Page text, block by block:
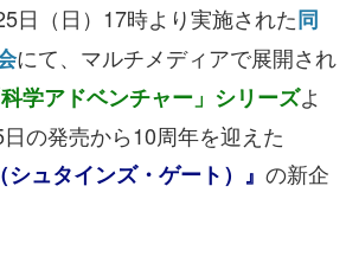
日（日）17時より実施された同
にて、マルチメディアで展開され
科学アドベンチャー」シリーズよ
の発売から10周年を迎えた
シュタインズ・ゲート） 』 の新企